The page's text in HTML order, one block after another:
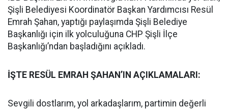
Şişli Belediyesi Koordinatör Başkan Yardımcısı Resül
Emrah Şahan, yaptığı paylaşımda Şişli Belediye
Başkanlığı için ilk yolculuğuna CHP Şişli İlçe
Başkanlığı’ndan başladığını açıkladı.
İŞTE RESÜL EMRAH ŞAHAN’IN AÇIKLAMALARI:
Sevgili dostlarım, yol arkadaşlarım, partimin değerli